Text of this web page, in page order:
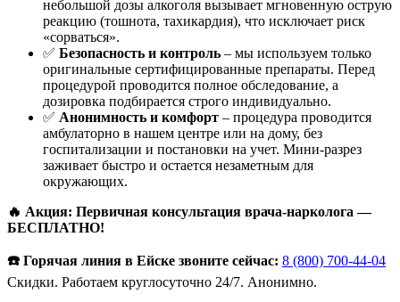
небольшой дозы алкоголя вызывает мгновенную острую
реакцию (тошнота, тахикардия), что исключает риск
«сорваться».
✅ Безопасность и контроль – мы используем только
оригинальные сертифицированные препараты. Перед
процедурой проводится полное обследование, а
дозировка подбирается строго индивидуально.
✅ Анонимность и комфорт – процедура проводится
амбулаторно в нашем центре или на дому, без
госпитализации и постановки на учет. Мини-разрез
заживает быстро и остается незаметным для
окружающих.
🔥 Акция: Первичная консультация врача-нарколога —
БЕСПЛАТНО!
☎️ Горячая линия в Ейске звоните сейчас: 8 (800) 700-44-04
Скидки. Работаем круглосуточно 24/7. Анонимно.